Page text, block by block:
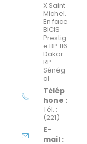
X Saint
Michel.
En face
BICIS
Prestig
e BP 116
Dakar
RP
Sénég
al
Télép
hone :
Tél. :
(221)
E-
mail :